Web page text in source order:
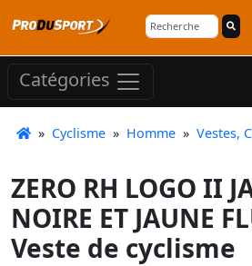
Catégories
» Cyclisme » Homme » Vestes,
ZERO RH LOGO II
NOIRE ET JAUNE
Veste de cyclisme